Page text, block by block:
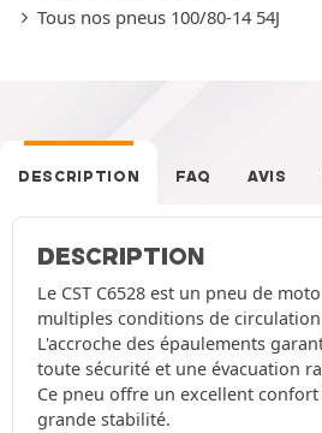
Tous nos pneus 100/80-14 54J
DESCRIPTION FAQ AVIS
DESCRIPTION
Le CST C6528 est un pneu de
multiples conditions de
L'accroche des épaulements
toute sécurité et une évacuation
Ce pneu offre un excellent
grande stabilité.